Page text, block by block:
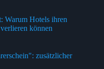
Warum Hotels ihren
können
zusätzlicher